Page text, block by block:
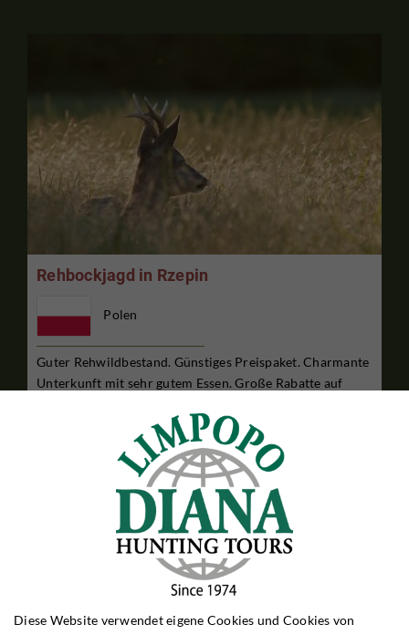
Rehbockjagd in Rzepin
Polen
Guter Rehwildbestand. Günstiges Preispaket. Charmante
Unterkunft mit sehr gutem Essen. Große Rabatte auf
3 TAGE JAGDAUFENTHALT
Diese Website verwendet eigene Cookies und Cookies von